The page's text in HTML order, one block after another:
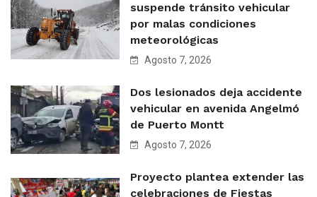
suspende tránsito vehicular
por malas condiciones
meteorológicas
Agosto 7, 2026
Dos lesionados deja accidente
vehicular en avenida Angelmó
de Puerto Montt
Agosto 7, 2026
Proyecto plantea extender las
celebraciones de Fiestas